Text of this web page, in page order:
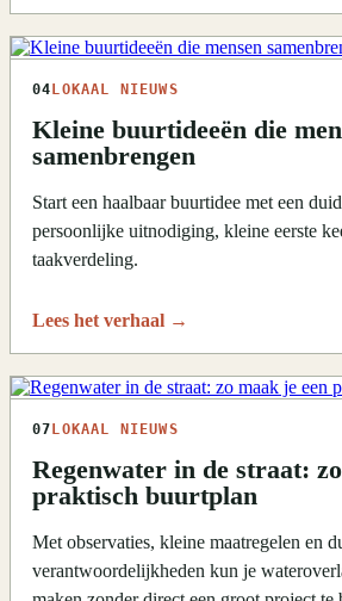
04 LOKAAL NIEUWS
Kleine buurtideeën die
samenbrengen
Start een haalbaar buurtidee met een
persoonlijke uitnodiging, kleine eerste
taakverdeling.
Lees het verhaal →
07 LOKAAL NIEUWS
Regenwater in de straat:
praktisch buurtplan
Met observaties, kleine maatregelen en
verantwoordelijkheden kun je